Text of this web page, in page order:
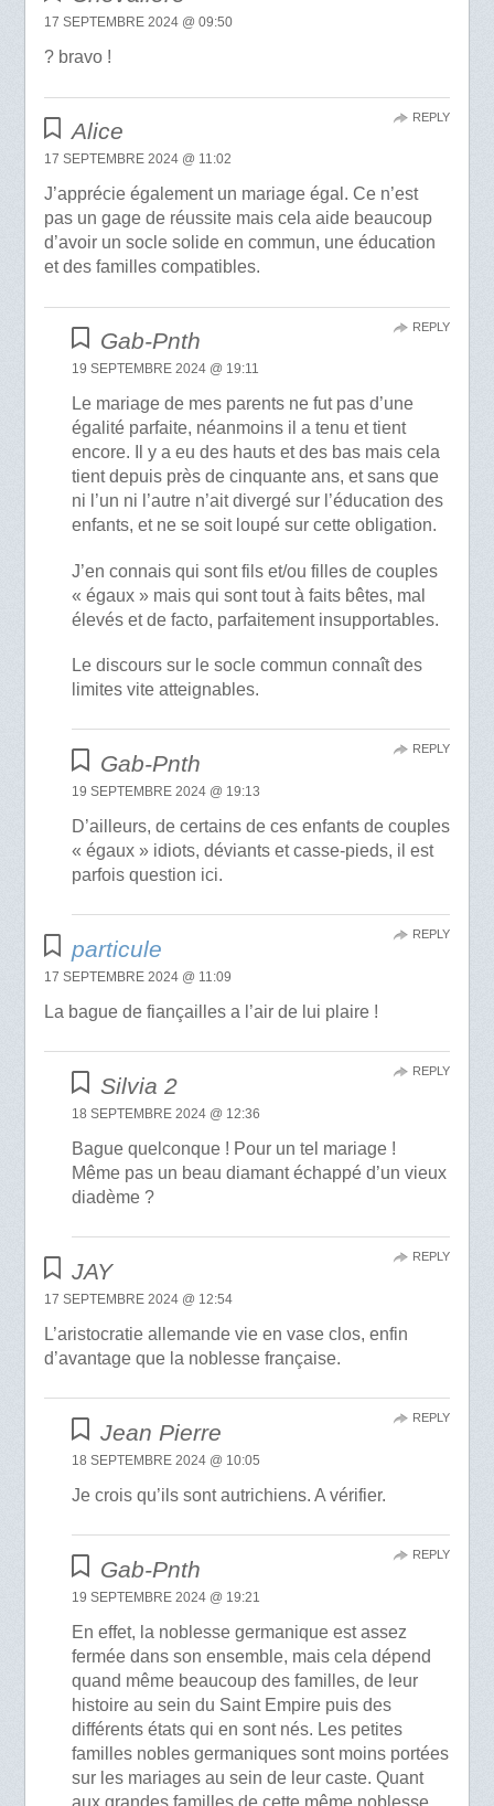
17 SEPTEMBRE 2024 @ 09:50
? bravo !
Alice
17 SEPTEMBRE 2024 @ 11:02
J’apprécie également un mariage égal. Ce n’est
pas un gage de réussite mais cela aide beaucoup
d’avoir un socle solide en commun, une éducation
et des familles compatibles.
REPLY
Gab-Pnth
19 SEPTEMBRE 2024 @ 19:11
Le mariage de mes parents ne fut pas d’une
égalité parfaite, néanmoins il a tenu et tient
encore. Il y a eu des hauts et des bas mais cela
tient depuis près de cinquante ans, et sans que
ni l’un ni l’autre n’ait divergé sur l’éducation des
enfants, et ne se soit loupé sur cette obligation.
J’en connais qui sont fils et/ou filles de couples
« égaux » mais qui sont tout à faits bêtes, mal
élevés et de facto, parfaitement insupportables.
Le discours sur le socle commun connaît des
limites vite atteignables.
REPLY
Gab-Pnth
19 SEPTEMBRE 2024 @ 19:13
D’ailleurs, de certains de ces enfants de couples
« égaux » idiots, déviants et casse-pieds, il est
parfois question ici.
REPLY
particule
17 SEPTEMBRE 2024 @ 11:09
La bague de fiançailles a l’air de lui plaire !
REPLY
Silvia 2
18 SEPTEMBRE 2024 @ 12:36
Bague quelconque ! Pour un tel mariage !
Même pas un beau diamant échappé d’un vieux
diadème ?
REPLY
JAY
17 SEPTEMBRE 2024 @ 12:54
L’aristocratie allemande vie en vase clos, enfin
d’avantage que la noblesse française.
REPLY
Jean Pierre
18 SEPTEMBRE 2024 @ 10:05
Je crois qu’ils sont autrichiens. A vérifier.
REPLY
Gab-Pnth
19 SEPTEMBRE 2024 @ 19:21
En effet, la noblesse germanique est assez
fermée dans son ensemble, mais cela dépend
quand même beaucoup des familles, de leur
histoire au sein du Saint Empire puis des
différents états qui en sont nés. Les petites
familles nobles germaniques sont moins portées
sur les mariages au sein de leur caste. Quant
aux grandes familles de cette même noblesse,
REPLY